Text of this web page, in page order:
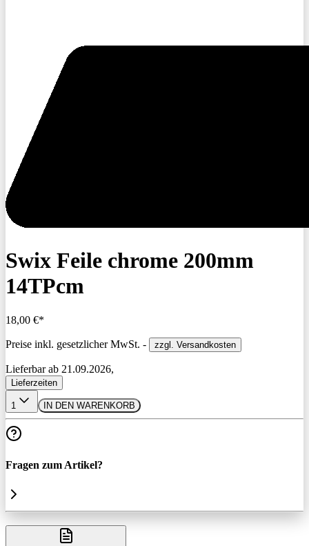
Swix Feile chrome 200mm
14TPcm
18,00 €*
Preise inkl. gesetzlicher MwSt. - zzgl. Versandkosten
Lieferbar ab 21.09.2026,
Lieferzeiten
1 IN DEN WARENKORB
Fragen zum Artikel?